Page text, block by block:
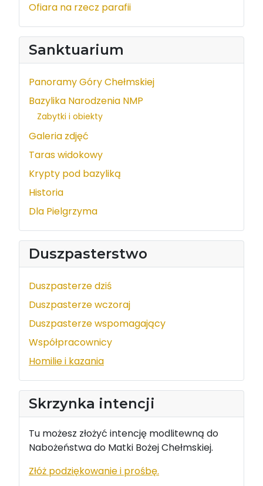
Ofiara na rzecz parafii
Sanktuarium
Panoramy Góry Chełmskiej
Bazylika Narodzenia NMP
Zabytki i obiekty
Galeria zdjęć
Taras widokowy
Krypty pod bazyliką
Historia
Dla Pielgrzyma
Duszpasterstwo
Duszpasterze dziś
Duszpasterze wczoraj
Duszpasterze wspomagający
Współpracownicy
Homilie i kazania
Skrzynka intencji
Tu możesz złożyć intencję modlitewną do
Nabożeństwa do Matki Bożej Chełmskiej.
Złóż podziękowanie i prośbę.